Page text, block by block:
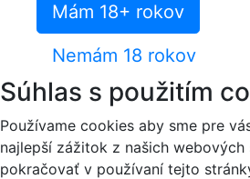
Mám 18+ rokov
Nemám 18 rokov
Súhlas s použitím
Používame cookies aby sme pre
najlepší zážitok z našich
pokračovať v používaní tejto